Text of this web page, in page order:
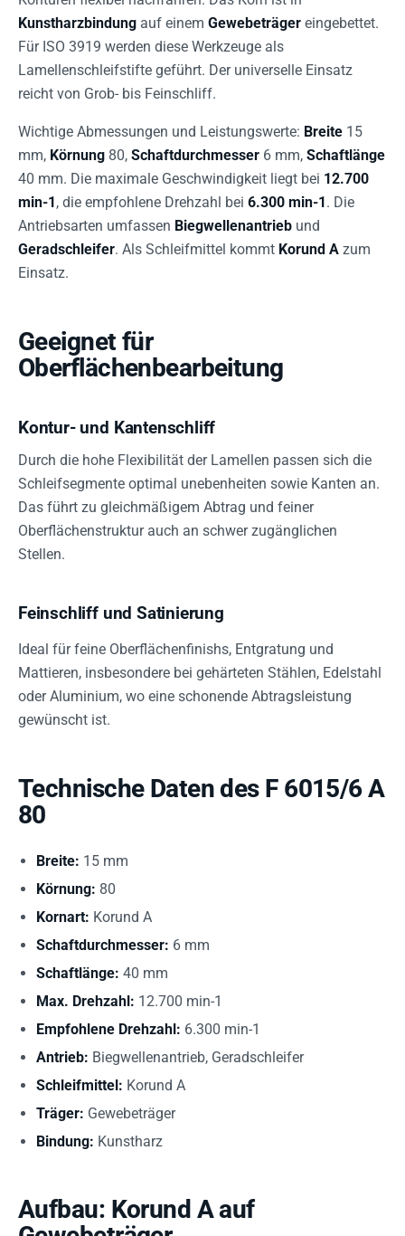
Kunstharzbindung auf einem Gewebeträger eingebettet.
Für ISO 3919 werden diese Werkzeuge als
Lamellenschleifstifte geführt. Der universelle Einsatz
reicht von Grob- bis Feinschliff.
Wichtige Abmessungen und Leistungswerte: Breite 15
mm, Körnung 80, Schaftdurchmesser 6 mm, Schaftlänge
40 mm. Die maximale Geschwindigkeit liegt bei 12.700
min-1, die empfohlene Drehzahl bei 6.300 min-1. Die
Antriebsarten umfassen Biegwellenantrieb und
Geradschleifer. Als Schleifmittel kommt Korund A zum
Einsatz.
Geeignet für
Oberflächenbearbeitung
Kontur- und Kantenschliff
Durch die hohe Flexibilität der Lamellen passen sich die
Schleifsegmente optimal unebenheiten sowie Kanten an.
Das führt zu gleichmäßigem Abtrag und feiner
Oberflächenstruktur auch an schwer zugänglichen
Stellen.
Feinschliff und Satinierung
Ideal für feine Oberflächenfinishs, Entgratung und
Mattieren, insbesondere bei gehärteten Stählen, Edelstahl
oder Aluminium, wo eine schonende Abtragsleistung
gewünscht ist.
Technische Daten des F 6015/6 A
80
Breite: 15 mm
Körnung: 80
Kornart: Korund A
Schaftdurchmesser: 6 mm
Schaftlänge: 40 mm
Max. Drehzahl: 12.700 min-1
Empfohlene Drehzahl: 6.300 min-1
Antrieb: Biegwellenantrieb, Geradschleifer
Schleifmittel: Korund A
Träger: Gewebeträger
Bindung: Kunstharz
Aufbau: Korund A auf